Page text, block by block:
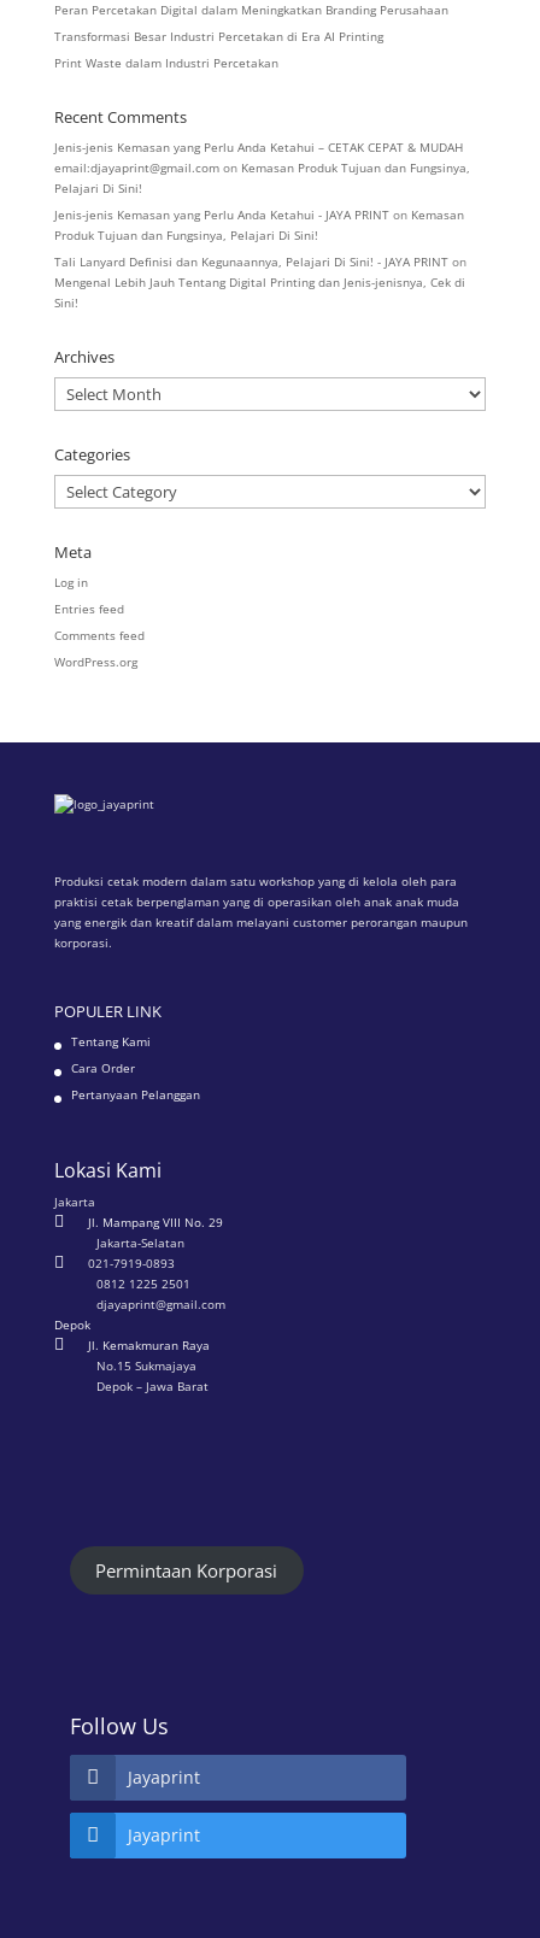
Peran Percetakan Digital dalam Meningkatkan Branding Perusahaan
Transformasi Besar Industri Percetakan di Era AI Printing
Print Waste dalam Industri Percetakan
Recent Comments
Jenis-jenis Kemasan yang Perlu Anda Ketahui – CETAK CEPAT & MUDAH
email:djayaprint@gmail.comon Kemasan Produk Tujuan dan Fungsinya,
Pelajari Di Sini!
Jenis-jenis Kemasan yang Perlu Anda Ketahui - JAYA PRINTon Kemasan
Produk Tujuan dan Fungsinya, Pelajari Di Sini!
Tali Lanyard Definisi dan Kegunaannya, Pelajari Di Sini! - JAYA PRINTon
Mengenal Lebih Jauh Tentang Digital Printing dan Jenis-jenisnya, Cek di
Sini!
Archives
Archives
Categories
Categories
Meta
Log in
Entries feed
Comments feed
WordPress.org
Produksi cetak modern dalam satu workshop yang di kelola oleh para
praktisi cetak berpenglaman yang di operasikan oleh anak anak muda
yang energik dan kreatif dalam melayani customer perorangan maupun
korporasi.
POPULER LINK
Tentang Kami
Cara Order
Pertanyaan Pelanggan
Lokasi Kami
Jakarta

Jl. Mampang VIII No. 29
Jakarta-Selatan

021-7919-0893
0812 1225 2501
djayaprint@gmail.com
Depok

Jl. Kemakmuran Raya
No.15 Sukmajaya
Depok – Jawa Barat
Permintaan Korporasi
Follow Us
Jayaprint
Jayaprint